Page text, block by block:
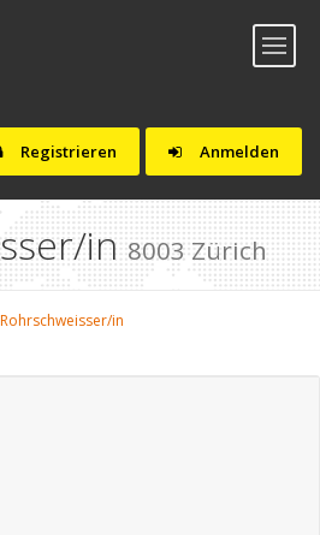
Anmelden
Registrieren
Toggle
in8003 Zürich
Rohrschweisser/in